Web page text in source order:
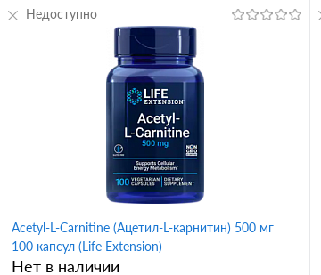
Acetyl-L-Carnitine (Ацетил-L-карнитин) 500 мг
100 капсул (Life Extension)
Нет в наличии
Недоступно